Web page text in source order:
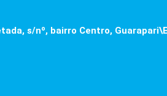
s/nº, bairro Centro,